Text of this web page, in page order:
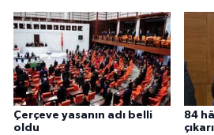
Çerçeve yasanın adı belli
oldu
84